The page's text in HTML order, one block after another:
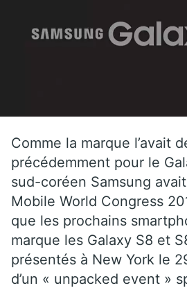
Comme la marque l’avait
précédemment pour le
sud-coréen Samsung
Mobile World Congress
que les prochains
marque les Galaxy S8 et
présentés à New York le
d’un « unpacked event »